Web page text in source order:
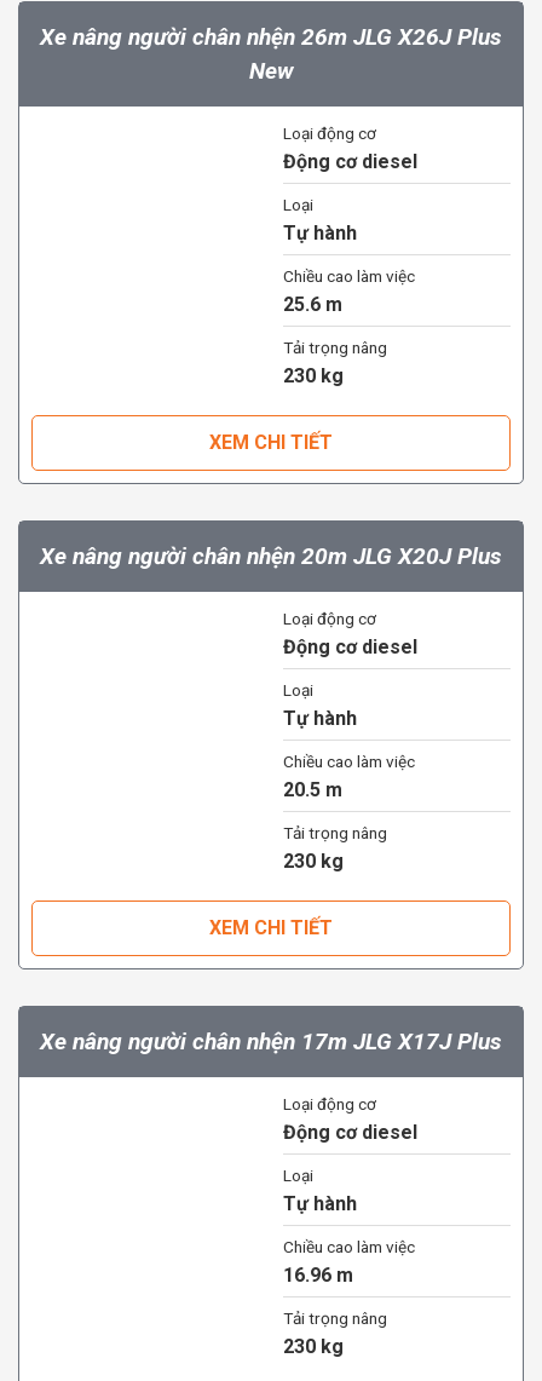
Xe nâng người chân nhện 26m JLG X26J Plus
New
Loại động cơ
Động cơ diesel
Loại
Tự hành
Chiều cao làm việc
25.6 m
Tải trọng nâng
230 kg
XEM CHI TIẾT
Xe nâng người chân nhện 20m JLG X20J Plus
Loại động cơ
Động cơ diesel
Loại
Tự hành
Chiều cao làm việc
20.5 m
Tải trọng nâng
230 kg
XEM CHI TIẾT
Xe nâng người chân nhện 17m JLG X17J Plus
Loại động cơ
Động cơ diesel
Loại
Tự hành
Chiều cao làm việc
16.96 m
Tải trọng nâng
230 kg